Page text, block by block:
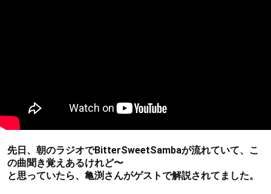
先日、朝のラジオでBitterSweetSambaが流れていて、こ
の曲聞き覚えあるけれど〜
と思っていたら、亀渕さんがゲストで解説されてました。